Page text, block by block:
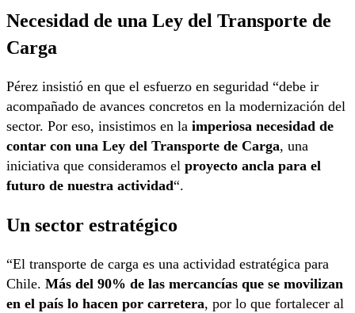
Necesidad de una Ley del Transporte de
Carga
Pérez insistió en que el esfuerzo en seguridad “debe ir
acompañado de avances concretos en la modernización del
sector. Por eso, insistimos en la imperiosa necesidad de
contar con una Ley del Transporte de Carga, una
iniciativa que consideramos el proyecto ancla para el
futuro de nuestra actividad“.
Un sector estratégico
“El transporte de carga es una actividad estratégica para
Chile. Más del 90% de las mercancías que se movilizan
en el país lo hacen por carretera, por lo que fortalecer al